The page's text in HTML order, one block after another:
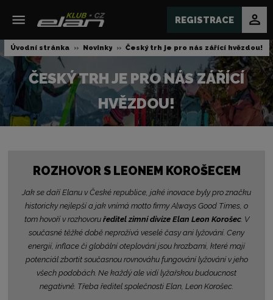
REGISTRACE
Úvodní stránka Novinky Český trh je pro nás zářící hvězdou!
ČESKÝ TRH JE PRO NÁS ZÁŘÍCÍ
HVĚZDOU!
ROZHOVOR S LEONEM KOROŠECEM
Jak se daří Elanu v České republice, jaké inovace byly pro značku
historicky nejlepší a jak vnímá motto firmy Always Good Times, o
tom hovoří v rozhovoru ředitel zimní divize Elan Leon Korošec. V
současné těžké době neprožívá veselé časy ani lyžování. Ceny
energií, inflace či globální oteplování jsou hrozbami, které mají
potenciál zbortit současnou rovnováhu fungování lyžování v jeho
všech podobách. Ne každý ale vidí lyžařskou budoucnost
negativně. Třeba ředitel společnosti Elan, Leon Korošec.